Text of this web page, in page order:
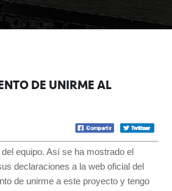
DE UNIRME AL
equipo. Así se ha mostrado el
declaraciones a la web oficial del
de unirme a este proyecto y tengo